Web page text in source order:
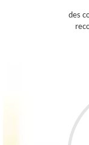
des